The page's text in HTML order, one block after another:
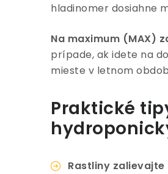
hladinomer dosiahne
Na maximum (MAX)
prípade, ak idete na
mieste v letnom
Praktické
Rastliny